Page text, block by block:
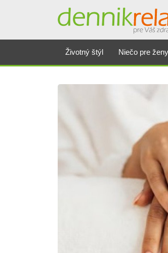
Životný štýl Niečo pre ženy